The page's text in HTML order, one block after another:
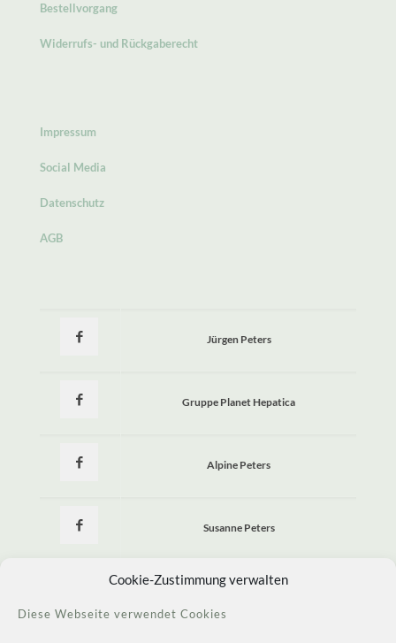
Cookie-Zustimmung verwalten
Diese Webseite verwendet Cookies
Bestellvorgang
Widerrufs- und Rückgaberecht
Impressum
Social Media
Datenschutz
AGB
Jürgen Peters
Gruppe Planet Hepatica
Alpine Peters
Susanne Peters
Susanne Peters Allerlei Seltenes